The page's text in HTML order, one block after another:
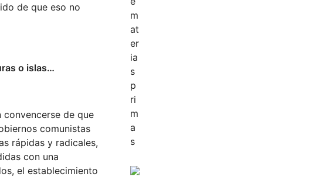
de que eso no
o islas…
convencerse de que
comunistas
rápidas y radicales,
con una
el establecimiento